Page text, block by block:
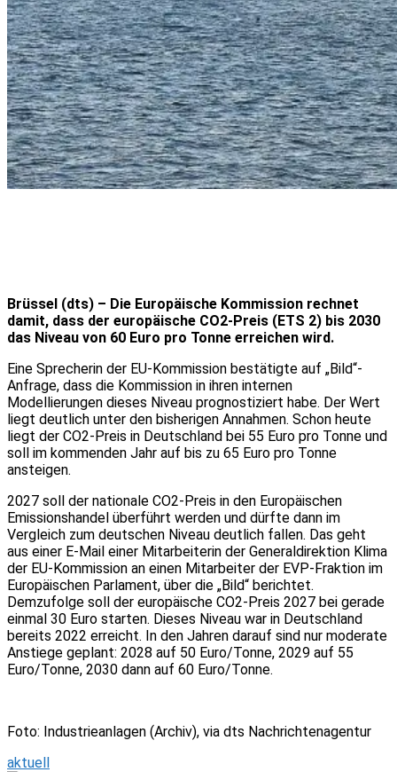
Brüssel (dts) – Die Europäische Kommission rechnet
damit, dass der europäische CO2-Preis (ETS 2) bis 2030
das Niveau von 60 Euro pro Tonne erreichen wird.
Eine Sprecherin der EU-Kommission bestätigte auf „Bild“-
Anfrage, dass die Kommission in ihren internen
Modellierungen dieses Niveau prognostiziert habe. Der Wert
liegt deutlich unter den bisherigen Annahmen. Schon heute
liegt der CO2-Preis in Deutschland bei 55 Euro pro Tonne und
soll im kommenden Jahr auf bis zu 65 Euro pro Tonne
ansteigen.
2027 soll der nationale CO2-Preis in den Europäischen
Emissionshandel überführt werden und dürfte dann im
Vergleich zum deutschen Niveau deutlich fallen. Das geht
aus einer E-Mail einer Mitarbeiterin der Generaldirektion Klima
der EU-Kommission an einen Mitarbeiter der EVP-Fraktion im
Europäischen Parlament, über die „Bild“ berichtet.
Demzufolge soll der europäische CO2-Preis 2027 bei gerade
einmal 30 Euro starten. Dieses Niveau war in Deutschland
bereits 2022 erreicht. In den Jahren darauf sind nur moderate
Anstiege geplant: 2028 auf 50 Euro/Tonne, 2029 auf 55
Euro/Tonne, 2030 dann auf 60 Euro/Tonne.
Foto: Industrieanlagen (Archiv), via dts Nachrichtenagentur
aktuell